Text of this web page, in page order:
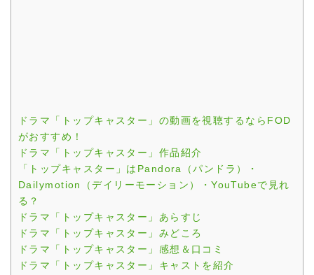
ドラマ「トップキャスター」の動画を視聴するならFOD
がおすすめ！
ドラマ「トップキャスター」作品紹介
「トップキャスター」はPandora（パンドラ）・
Dailymotion（デイリーモーション）・YouTubeで見れ
る？
ドラマ「トップキャスター」あらすじ
ドラマ「トップキャスター」みどころ
ドラマ「トップキャスター」感想＆口コミ
ドラマ「トップキャスター」キャストを紹介